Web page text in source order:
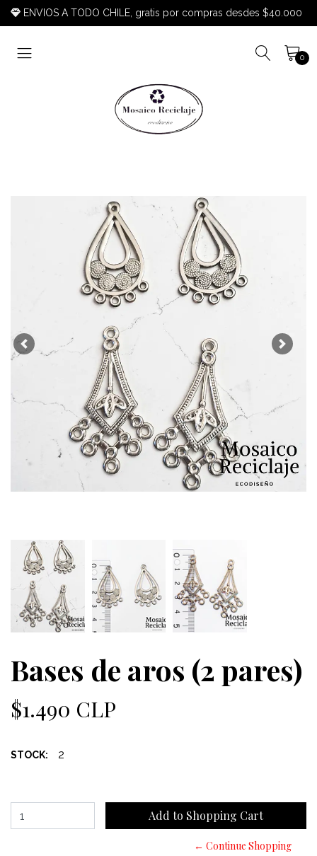
ENVIOS A TODO CHILE, gratis por compras desdes $40.000
0
Previous Next
Bases de aros (2 pares)
$1.490 CLP
STOCK: 2
← Continue Shopping